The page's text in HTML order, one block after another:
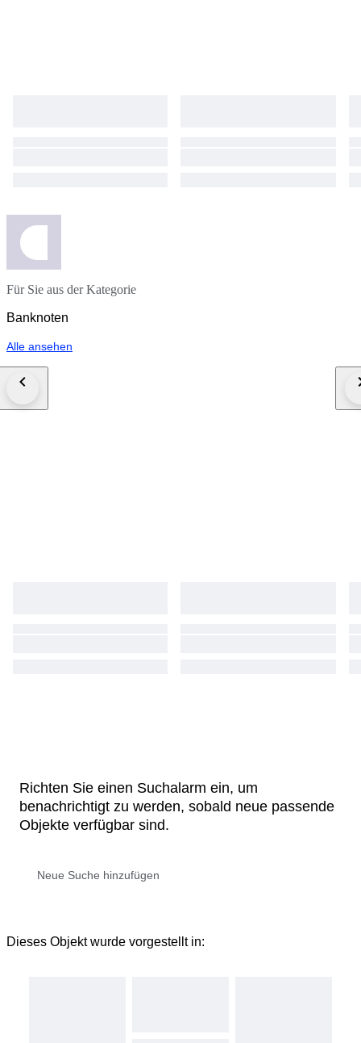
Für Sie aus der Kategorie
Banknoten
Alle ansehen
Richten Sie einen Suchalarm ein, um
benachrichtigt zu werden, sobald neue passende
Objekte verfügbar sind.
Dieses Objekt wurde vorgestellt in: